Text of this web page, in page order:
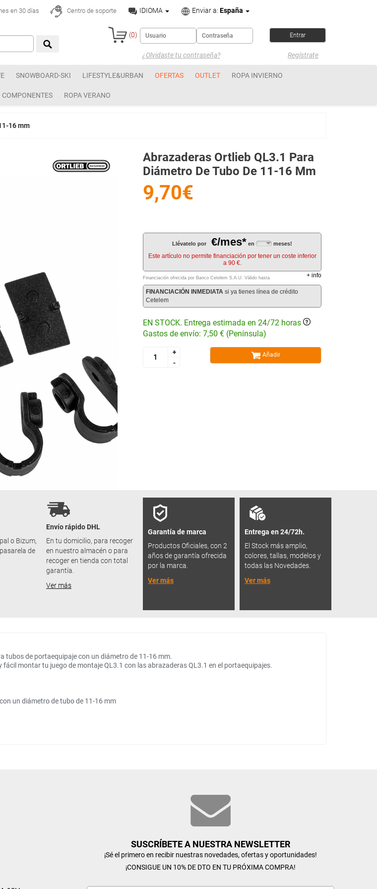
en 30 días Centro de soporte IDIOMA Enviar a: España
(0)
¿Olvidaste tu contraseña? Regístrate
SNOWBOARD-SKI LIFESTYLE&URBAN OFERTAS OUTLET ROPA INVIERNO
ROPA VERANO
16 mm
Abrazaderas Ortlieb QL3.1 Para
Diámetro De Tubo De 11-16 Mm
9,70€
Llévatelo por €/mes* en meses!
Este artículo no permite financiación por tener un coste inferior
a 90 €.
Financiación ofrecida por Banco Cetelem S.A.U. Válido hasta + info
FINANCIACIÓN INMEDIATA si ya tienes línea de crédito
Cetelem
EN STOCK. Entrega estimada en 24/72 horas
Gastos de envío: 7,50 € (Península)
+
-
+
-
Añadir
o Bizum,
de
Envío rápido DHL
En tu domicilio, para recoger
en nuestro almacén o para
recoger en tienda con total
garantía.
Ver más
Garantía de marca
Productos Oficiales, con 2
años de garantía ofrecida
por la marca.
Ver más
Entrega en 24/72h.
El Stock más amplio,
colores, tallas, modelos y
todas las Novedades.
Ver más
tubos de portaequipaje con un diámetro de 11-16 mm.
montar tu juego de montaje QL3.1 con las abrazaderas QL3.1 en el portaequipajes.
un diámetro de tubo de 11-16 mm
SUSCRÍBETE A NUESTRA NEWSLETTER
¡Sé el primero en recibir nuestras novedades, ofertas y oportunidades!
¡CONSIGUE UN 10% DE DTO EN TU PRÓXIMA COMPRA!